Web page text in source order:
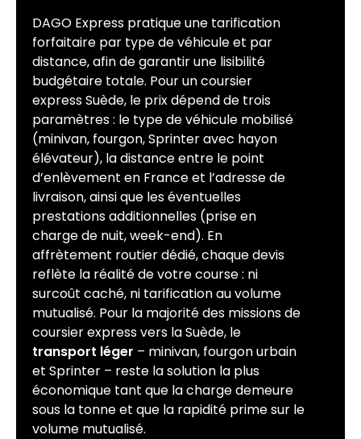
DAGO Express pratique une tarification
forfaitaire par type de véhicule et par
distance, afin de garantir une lisibilité
budgétaire totale. Pour un coursier
express Suède, le prix dépend de trois
paramètres : le type de véhicule mobilisé
(minivan, fourgon, Sprinter avec hayon
élévateur), la distance entre le point
d’enlèvement en France et l’adresse de
livraison, ainsi que les éventuelles
prestations additionnelles (prise en
charge de nuit, week-end). En
affrètement routier dédié, chaque devis
reflète la réalité de votre course : ni
surcoût caché, ni tarification au volume
mutualisé. Pour la majorité des missions de
coursier express vers la Suède, le
transport léger – minivan, fourgon urbain
et Sprinter – reste la solution la plus
économique tant que la charge demeure
sous la tonne et que la rapidité prime sur le
volume mutualisé.